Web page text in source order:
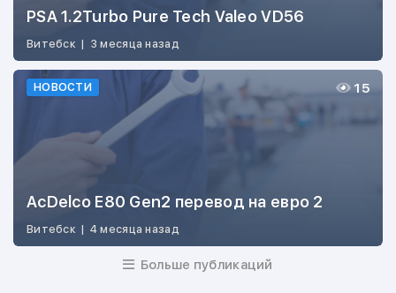
PSA 1.2Turbo Pure Tech Valeo VD56
Витебск | 3 месяца назад
НОВОСТИ
AcDelco E80 Gen2 перевод на евро 2
Витебск | 4 месяца назад
15
Больше публикаций